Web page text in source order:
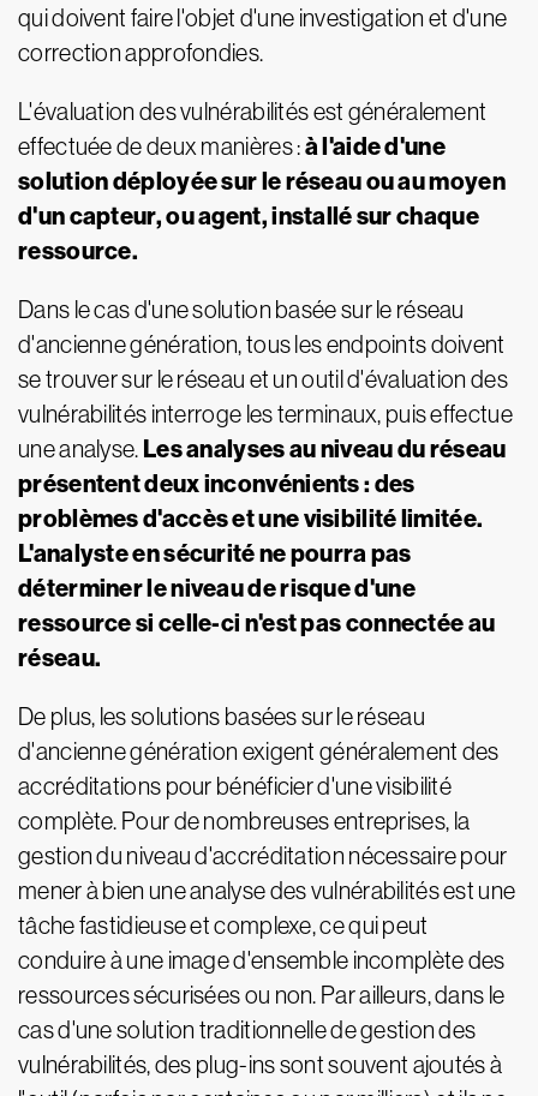
qui doivent faire l'objet d'une investigation et d'une
correction approfondies.
L'évaluation des vulnérabilités est généralement
effectuée de deux manières :à l'aide d'une
solution déployée sur le réseau ou au moyen
d'un capteur, ou agent, installé sur chaque
ressource.
Dans le cas d'une solution basée sur le réseau
d'ancienne génération, tous les endpoints doivent
se trouver sur le réseau et un outil d'évaluation des
vulnérabilités interroge les terminaux, puis effectue
une analyse. Les analyses au niveau du réseau
présentent deux inconvénients : des
problèmes d'accès et une visibilité limitée.
L'analyste en sécurité ne pourra pas
déterminer le niveau de risque d'une
ressource si celle-ci n'est pas connectée au
réseau.
De plus, les solutions basées sur le réseau
d'ancienne génération exigent généralement des
accréditations pour bénéficier d'une visibilité
complète. Pour de nombreuses entreprises, la
gestion du niveau d'accréditation nécessaire pour
mener à bien une analyse des vulnérabilités est une
tâche fastidieuse et complexe, ce qui peut
conduire à une image d'ensemble incomplète des
ressources sécurisées ou non. Par ailleurs, dans le
cas d'une solution traditionnelle de gestion des
vulnérabilités, des plug-ins sont souvent ajoutés à